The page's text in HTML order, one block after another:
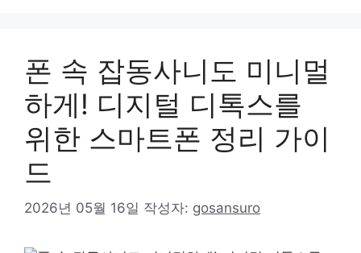
폰 속 잡동사니도 미니멀
하게! 디지털 디톡스를
위한 스마트폰 정리 가이
드
2026년 05월 16일 작성자: gosansuro